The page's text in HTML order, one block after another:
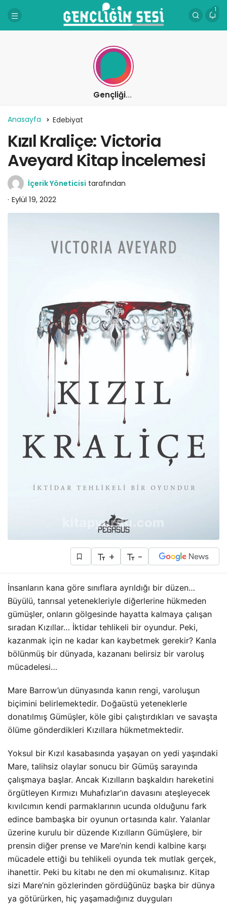
1
Gençliğin Sesi
Anasayfa Edebiyat
Kızıl Kraliçe: Victoria
Aveyard Kitap İncelemesi
İçerik Yöneticisi tarafından
Eylül 19, 2022
+ -
İnsanların kana göre sınıflara ayrıldığı bir düzen…
Büyülü, tanrısal yetenekleriyle diğerlerine hükmeden
gümüşler, onların gölgesinde hayatta kalmaya çalışan
sıradan Kızıllar… İktidar tehlikeli bir oyundur. Peki,
kazanmak için ne kadar kan kaybetmek gerekir? Kanla
bölünmüş bir dünyada, kazananı belirsiz bir varoluş
mücadelesi…
Mare Barrow’un dünyasında kanın rengi, varoluşun
biçimini belirlemektedir. Doğaüstü yeteneklerle
donatılmış Gümüşler, köle gibi çalıştırdıkları ve savaşta
ölüme gönderdikleri Kızıllara hükmetmektedir.
Yoksul bir Kızıl kasabasında yaşayan on yedi yaşındaki
Mare, talihsiz olaylar sonucu bir Gümüş sarayında
çalışmaya başlar. Ancak Kızılların başkaldırı hareketini
örgütleyen Kırmızı Muhafızlar’ın davasını ateşleyecek
kıvılcımın kendi parmaklarının ucunda olduğunu fark
edince bambaşka bir oyunun ortasında kalır. Yalanlar
üzerine kurulu bir düzende Kızılların Gümüşlere, bir
prensin diğer prense ve Mare’nin kendi kalbine karşı
mücadele ettiği bu tehlikeli oyunda tek mutlak gerçek,
ihanettir. Peki bu kitabı ne den mi okumalısınız. Kitap
sizi Mare’nin gözlerinden gördüğünüz başka bir dünya
ya götürürken, hiç yaşamadığınız duyguları